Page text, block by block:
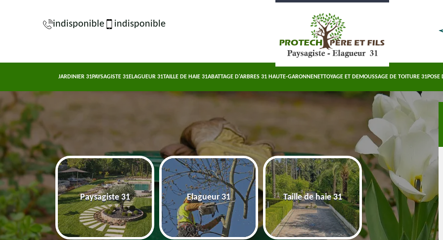
indisponible indisponible
JARDINIER 31PAYSAGISTE 31ELAGUEUR 31TAILLE DE HAIE 31ABATTAGE D'ARBRES 31 HAUTE-GARONNENETTOYAGE ET DEMOUSSAGE DE TOITURE 31POSE
31 Paysagiste 31 Elagueur 31 Taille de haie 31
Abattage
Haute-